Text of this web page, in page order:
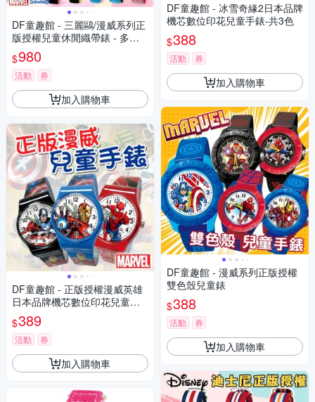
DF童趣館 - 三麗鷗/漫威系列正
版授權兒童休閒織帶錶 - 多款
可選
$980
活動 券
加入購物車
DF童趣館 - 正版授權漫威英雄
日本品牌機芯數位印花兒童手
錶
$389
活動 券
加入購物車
DF童趣館 - 冰雪奇緣2日本品牌
機芯數位印花兒童手錶-共3色
$388
活動 券
加入購物車
DF童趣館 - 漫威系列正版授權
雙色殼兒童錶
$388
活動 券
加入購物車